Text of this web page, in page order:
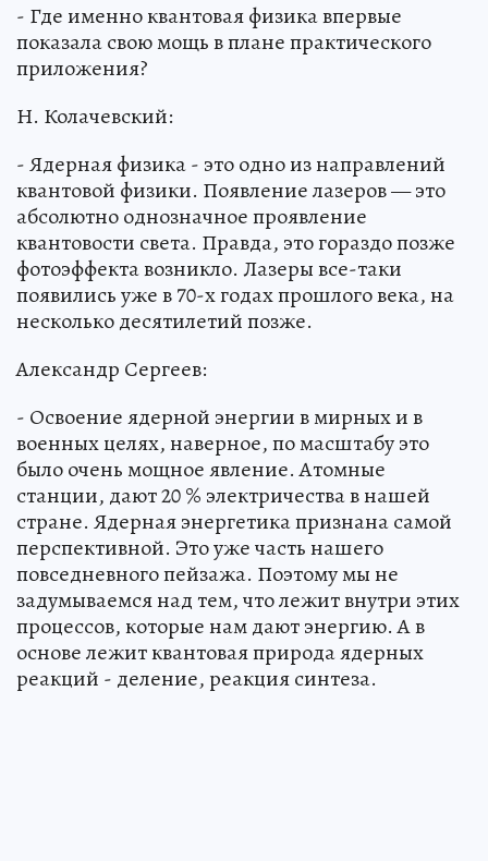
- Где именно квантовая физика впервые
показала свою мощь в плане практического
приложения?
Н. Колачевский:
- Ядерная физика - это одно из направлений
квантовой физики. Появление лазеров — это
абсолютно однозначное проявление
квантовости света. Правда, это гораздо позже
фотоэффекта возникло. Лазеры все-таки
появились уже в 70-х годах прошлого века, на
несколько десятилетий позже.
Александр Сергеев:
- Освоение ядерной энергии в мирных и в
военных целях, наверное, по масштабу это
было очень мощное явление. Атомные
станции, дают 20 % электричества в нашей
стране. Ядерная энергетика признана самой
перспективной. Это уже часть нашего
повседневного пейзажа. Поэтому мы не
задумываемся над тем, что лежит внутри этих
процессов, которые нам дают энергию. А в
основе лежит квантовая природа ядерных
реакций - деление, реакция синтеза.